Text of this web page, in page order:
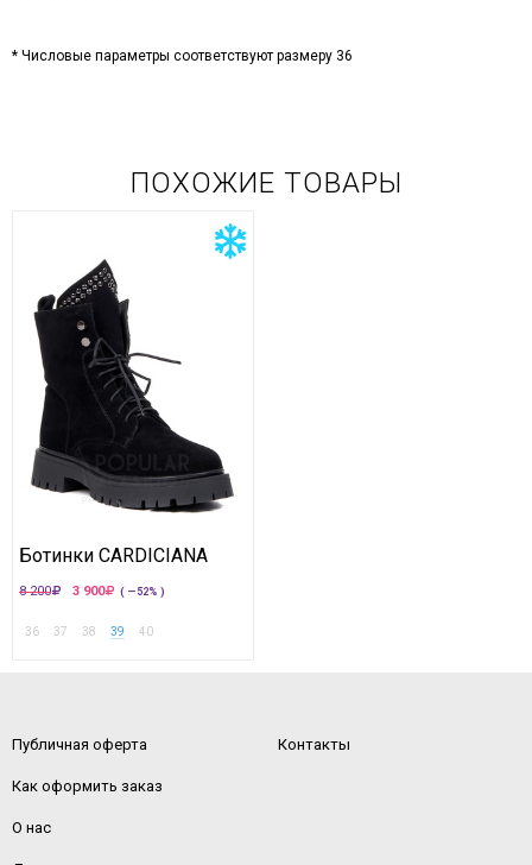
* Числовые параметры соответствуют размеру 36
ПОХОЖИЕ ТОВАРЫ
Ботинки CARDICIANA
8 200 3 900 ( —52% )
36 37 38 39 40
Публичная оферта
Как оформить заказ
О нас
Контакты